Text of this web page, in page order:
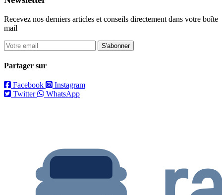
Recevez nos derniers articles et conseils directement dans votre boîte
mail
S'abonner
Partager sur
Facebook
Instagram
Twitter
WhatsApp